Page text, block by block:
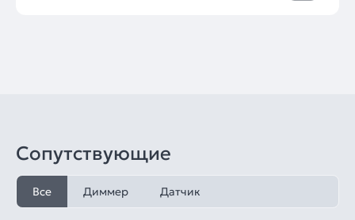
Сопутствующие
Все Диммер Датчик